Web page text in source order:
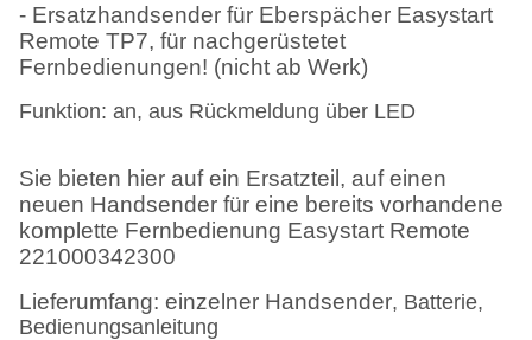
- Ersatzhandsender für Eberspächer Easystart
Remote TP7, für nachgerüstetet
Fernbedienungen! (nicht ab Werk)
Funktion: an, aus Rückmeldung über LED
Sie bieten hier auf ein Ersatzteil, auf einen
neuen Handsender für eine bereits vorhandene
komplette Fernbedienung Easystart Remote
221000342300
Lieferumfang: einzelner Handsender, Batterie,
Bedienungsanleitung